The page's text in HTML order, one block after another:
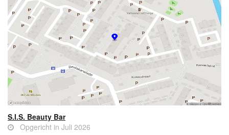
S.I.S. Beauty Bar
Opgericht in Juli 2026